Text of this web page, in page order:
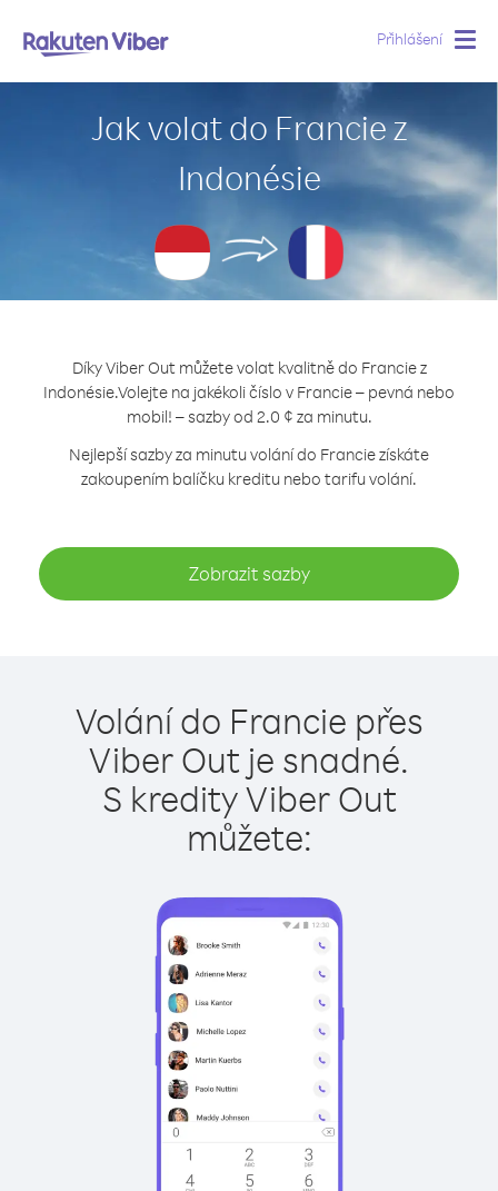
Přihlášení
Jak volat do Francie z
Indonésie
Díky Viber Out můžete volat kvalitně do Francie z
Indonésie.Volejte na jakékoli číslo v Francie – pevná nebo
mobil! – sazby od 2.0 ¢ za minutu.
Nejlepší sazby za minutu volání do Francie získáte
zakoupením balíčku kreditu nebo tarifu volání.
Zobrazit sazby
Volání do Francie přes
Viber Out je snadné.
S kredity Viber Out
můžete: